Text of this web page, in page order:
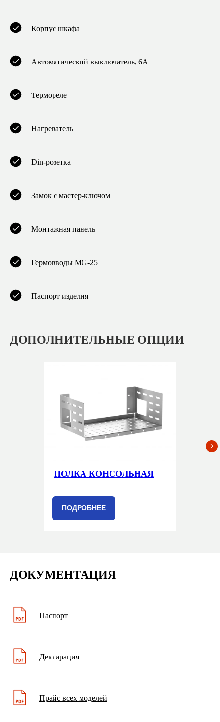
Корпус шкафа
Автоматический выключатель, 6А
Термореле
Нагреватель
Din-розетка
Замок с мастер-ключом
Монтажная панель
Гермовводы MG-25
Паспорт изделия
ДОПОЛНИТЕЛЬНЫЕ ОПЦИИ
ПОЛКА КОНСОЛЬНАЯ
ПОДРОБНЕЕ
ДОКУМЕНТАЦИЯ
Паспорт
Декларация
Прайс всех моделей